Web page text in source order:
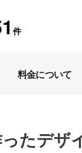
件
料金について
たデザ